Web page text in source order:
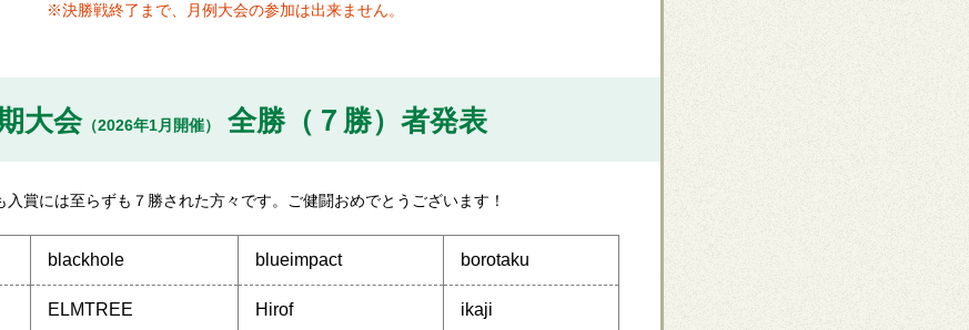
※決勝戦終了まで、月例大会の参加は出来ません。
大会（2026年1月開催） 全勝（７勝）者発表
入賞には至らずも７勝された方々です。ご健闘おめでとうございます！
blackhole blueimpact borotaku
ELMTREE Hirof ikaji